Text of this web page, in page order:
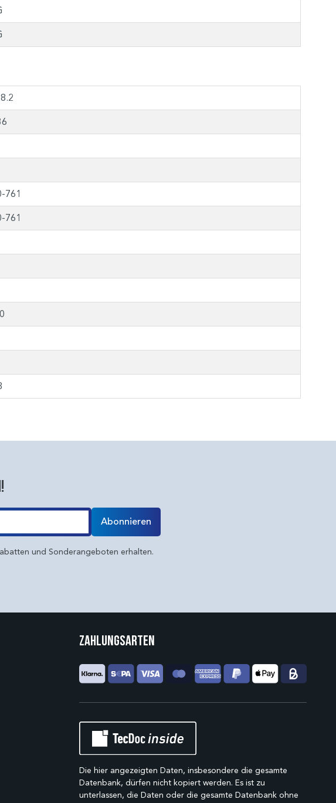
761
761
Abonnieren
und Sonderangeboten erhalten.
Zahlungsarten
Die hier angezeigten Daten, insbesondere die gesamte
Datenbank, dürfen nicht kopiert werden. Es ist zu
unterlassen, die Daten oder die gesamte Datenbank ohne